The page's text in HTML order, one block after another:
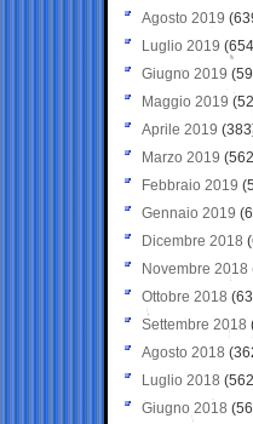
Agosto 2019
Luglio 2019
Giugno 2019
Maggio 2019
Aprile 2019
Marzo 2019
Febbraio 2019
Gennaio 2019
Dicembre 2018
Novembre 2018
Ottobre 2018
Settembre 2018
Agosto 2018
Luglio 2018
Giugno 2018